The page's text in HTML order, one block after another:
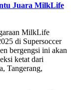
Juara MilkLife
MilkLife
di Supersoccer
bergengsi ini akan
ketat dari
Tangerang,